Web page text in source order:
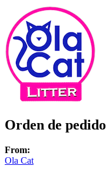
Orden de pedido
From:
Ola Cat